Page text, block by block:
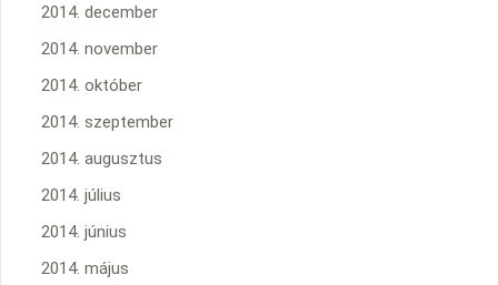
2014. december
2014. november
2014. október
2014. szeptember
2014. augusztus
2014. július
2014. június
2014. május